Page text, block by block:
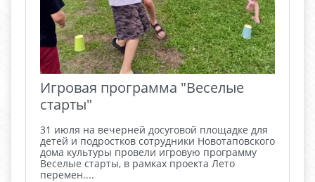
Игровая программа "Веселые
старты"
31 июля на вечерней досуговой площадке для
детей и подростков сотрудники Новотаповского
дома культуры провели игровую программу
Веселые старты, в рамках проекта Лето
перемен....